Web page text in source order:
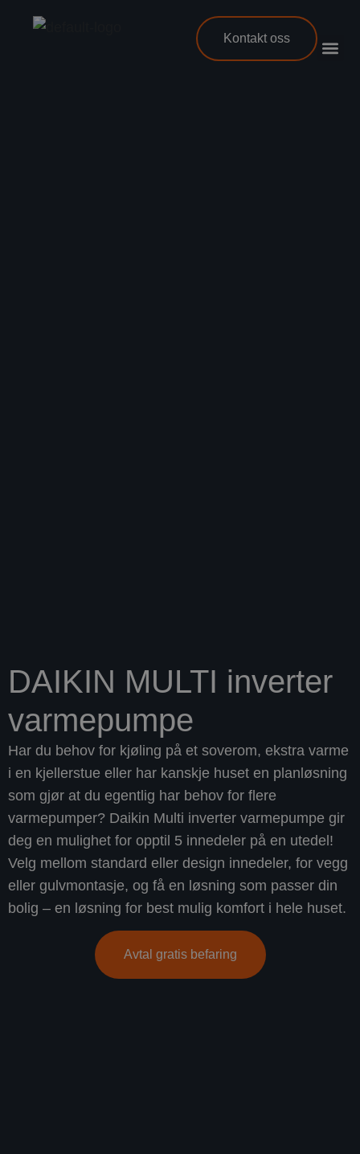
Kontakt oss
DAIKIN MULTI inverter
varmepumpe
Har du behov for kjøling på et soverom, ekstra varme
i en kjellerstue eller har kanskje huset en planløsning
som gjør at du egentlig har behov for flere
varmepumper? Daikin Multi inverter varmepumpe gir
deg en mulighet for opptil 5 innedeler på en utedel!
Velg mellom standard eller design innedeler, for vegg
eller gulvmontasje, og få en løsning som passer din
bolig – en løsning for best mulig komfort i hele huset.
Avtal gratis befaring